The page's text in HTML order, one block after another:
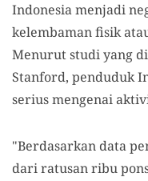
Indonesia menjadi
kelembaman fisik
Menurut studi yang
Stanford, penduduk
serius mengenai
"Berdasarkan data
dari ratusan ribu